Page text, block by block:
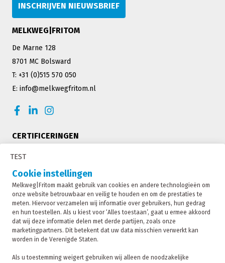
TEST
Cookie instellingen
Melkweg|Fritom maakt gebruik van cookies en andere technologieën om
onze website betrouwbaar en veilig te houden en om de prestaties te
meten. Hiervoor verzamelen wij informatie over gebruikers, hun gedrag
en hun toestellen. Als u kiest voor ‘Alles toestaan’, gaat u ermee akkoord
dat wij deze informatie delen met derde partijen, zoals onze
marketingpartners. Dit betekent dat uw data misschien verwerkt kan
worden in de Verenigde Staten.
Als u toestemming weigert gebruiken wij alleen de noodzakelijke
INSCHRIJVEN NIEUWSBRIEF
MELKWEG|FRITOM
De Marne 128
8701 MC Bolsward
T: +31 (0)515 570 050
E: info@melkwegfritom.nl
CERTIFICERINGEN
Melkweg|Fritom is onderdeel van de Fritom Group